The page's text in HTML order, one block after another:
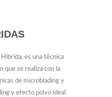
es una técnica
que se realiza con la
de microblading y
y efecto polvo ideal